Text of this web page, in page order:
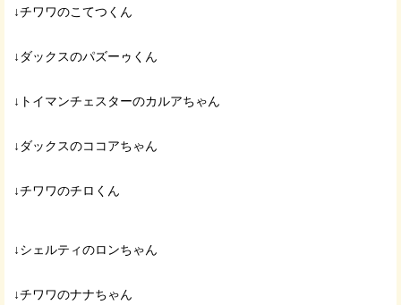
↓チワワのこてつくん
↓ダックスのパズーゥくん
↓トイマンチェスターのカルアちゃん
↓ダックスのココアちゃん
↓チワワのチロくん
↓シェルティのロンちゃん
↓チワワのナナちゃん